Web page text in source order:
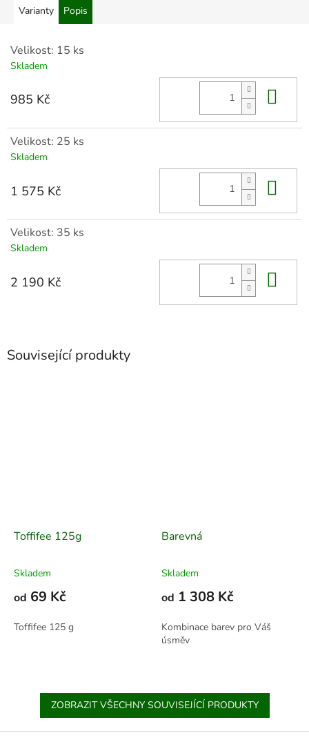
Související produkty
Toffifee 125g
Skladem
od 69 Kč
Toffifee 125 g
Barevná
Skladem
od 1 308 Kč
Kombinace barev pro Váš
úsměv
ZOBRAZIT VŠECHNY SOUVISEJÍCÍ PRODUKTY
Varianty Popis
Velikost: 15 ks
Skladem
985 Kč
Velikost: 25 ks
Skladem
1 575 Kč
Velikost: 35 ks
Skladem
2 190 Kč
Z